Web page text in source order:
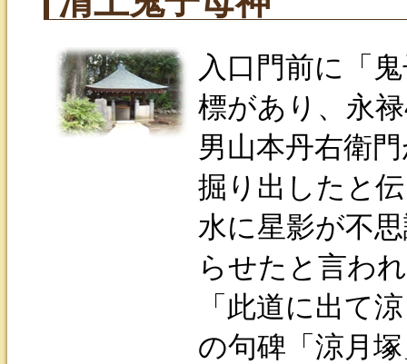
入口門前に「
標があり、永
男山本丹右衛
掘り出したと
水に星影が不
らせたと言わ
「此道に出て
の句碑「涼月